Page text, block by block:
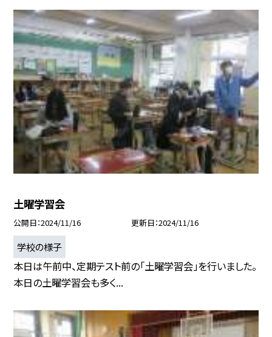
土曜学習会
公開日 2024/11/16 更新日 2024/11/16
学校の様子
本日は午前中、定期テスト前の「土曜学習会」を行いました。
本日の土曜学習会も多く...